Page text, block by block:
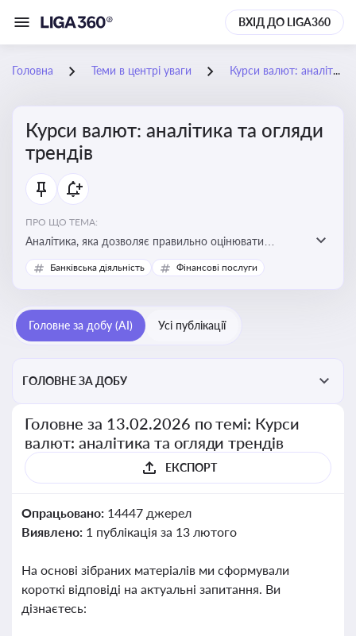
ВХІД ДО LIGA360
Головна Теми в центрі уваги Курси валют: аналітика та огляди трендів
Курси валют: аналітика та огляди
трендів
ПРО ЩО ТЕМА:
Аналітика, яка дозволяє правильно оцінювати
фінансові ризики та планувати витрати. Зміни в
курсах валют можуть вплинути на собівартість
Банківська діяльність Фінансові послуги
Головне за добу (AI) Усі публікації
ГОЛОВНЕ ЗА ДОБУ
Головне за 13.02.2026 по темі: Курси
валют: аналітика та огляди трендів
ЕКСПОРТ
Опрацьовано: 14447 джерел
Виявлено: 1 публікація за 13 лютого
На основі зібраних матеріалів ми сформували
короткі відповіді на актуальні запитання. Ви
дізнаєтесь: